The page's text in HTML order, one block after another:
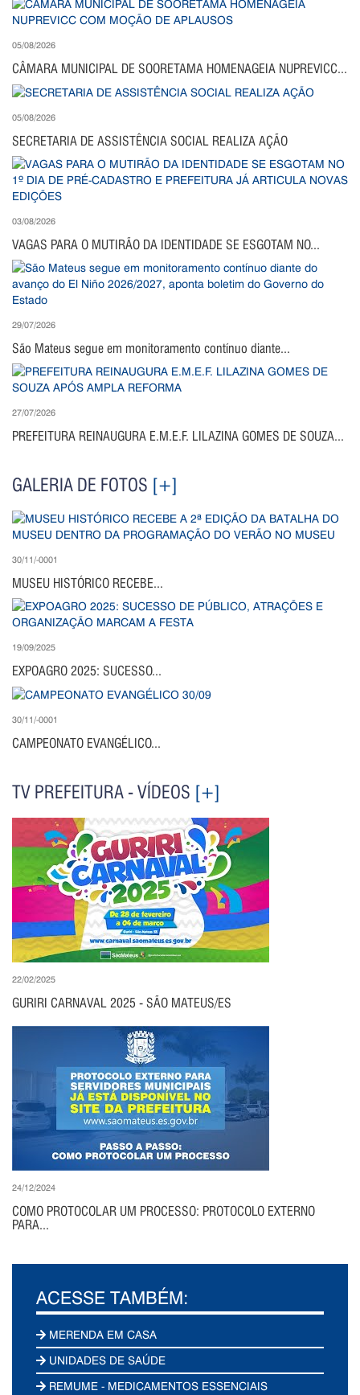
05/08/2026
CÂMARA MUNICIPAL DE SOORETAMA HOMENAGEIA NUPREVICC...
05/08/2026
SECRETARIA DE ASSISTÊNCIA SOCIAL REALIZA AÇÃO
03/08/2026
VAGAS PARA O MUTIRÃO DA IDENTIDADE SE ESGOTAM NO...
29/07/2026
São Mateus segue em monitoramento contínuo diante...
27/07/2026
PREFEITURA REINAUGURA E.M.E.F. LILAZINA GOMES DE SOUZA...
GALERIA DE FOTOS [+]
30/11/-0001
MUSEU HISTÓRICO RECEBE...
19/09/2025
EXPOAGRO 2025: SUCESSO...
30/11/-0001
CAMPEONATO EVANGÉLICO...
TV PREFEITURA - VÍDEOS [+]
22/02/2025
GURIRI CARNAVAL 2025 - SÃO MATEUS/ES
24/12/2024
COMO PROTOCOLAR UM PROCESSO: PROTOCOLO EXTERNO
PARA...
ACESSE TAMBÉM:
MERENDA EM CASA
UNIDADES DE SAÚDE
REMUME - MEDICAMENTOS ESSENCIAIS